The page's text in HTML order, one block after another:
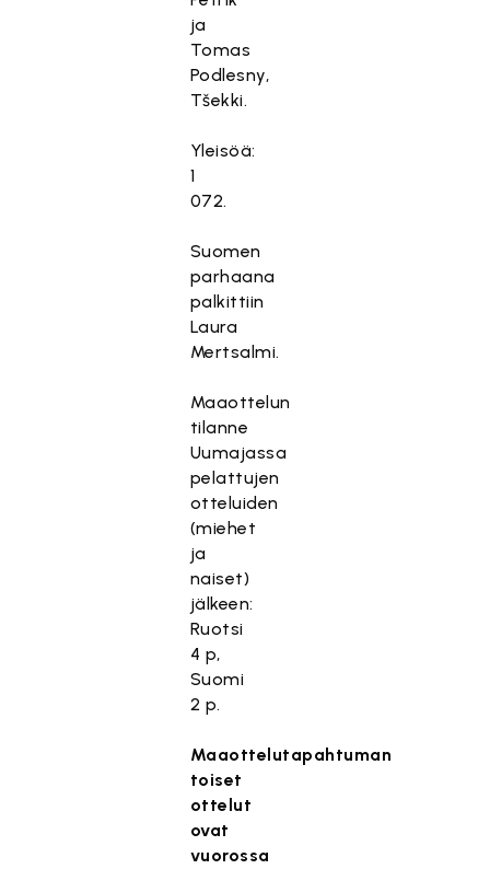
ja
Tomas
Podlesny,
Tšekki.
Yleisöä:
1
072.
Suomen
parhaana
palkittiin
Laura
Mertsalmi.
Maaottelun
tilanne
Uumajassa
pelattujen
otteluiden
(miehet
ja
naiset)
jälkeen:
Ruotsi
4 p,
Suomi
2 p.
Maaottelutapahtuman
toiset
ottelut
ovat
vuorossa